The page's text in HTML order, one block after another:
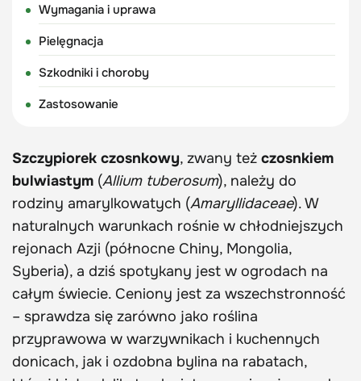
Wymagania i uprawa
Pielęgnacja
Szkodniki i choroby
Zastosowanie
Szczypiorek czosnkowy, zwany też czosnkiem
bulwiastym (Allium tuberosum), należy do
rodziny amarylkowatych (Amaryllidaceae). W
naturalnych warunkach rośnie w chłodniejszych
rejonach Azji (północne Chiny, Mongolia,
Syberia), a dziś spotykany jest w ogrodach na
całym świecie. Ceniony jest za wszechstronność
– sprawdza się zarówno jako roślina
przyprawowa w warzywnikach i kuchennych
donicach, jak i ozdobna bylina na rabatach,